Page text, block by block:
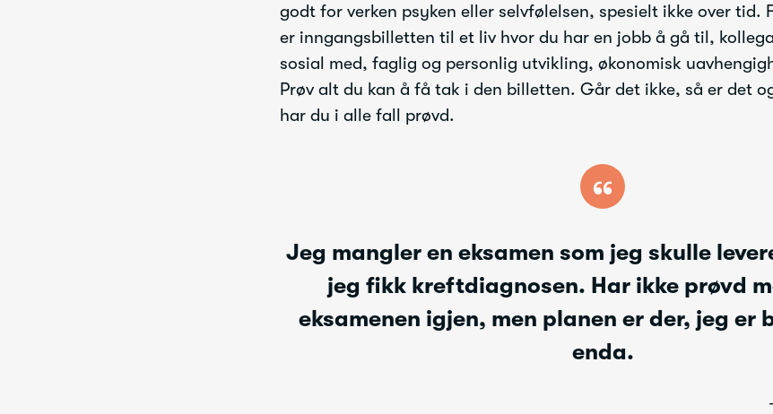
godt for verken psyken eller selvfølelsen, spesielt ikke over tid.
er inngangsbilletten til et liv hvor du har en jobb å gå til,
sosial med, faglig og personlig utvikling, økonomisk
Prøv alt du kan å få tak i den billetten. Går det ikke, så er det
har du i alle fall prøvd.
“
Jeg mangler en eksamen som jeg skulle
jeg fikk kreftdiagnosen. Har ikke prøvd
eksamenen igjen, men planen er der, jeg er
enda.